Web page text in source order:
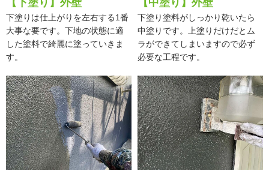
【下塗り】外壁
下塗りは仕上がりを左右する1番
大事な要です。下地の状態に適
した塗料で綺麗に塗っていきま
す。
【中塗り】外壁
下塗り塗料がしっかり乾いたら
中塗りです。上塗りだけだとム
ラができてしまいますので必ず
必要な工程です。